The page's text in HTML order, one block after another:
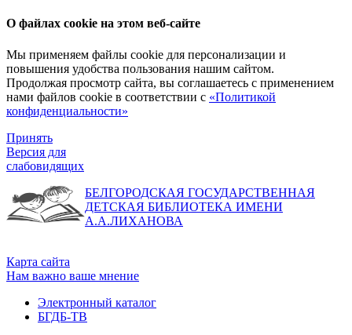
О файлах cookie на этом веб-сайте
Мы применяем файлы cookie для персонализации и
повышения удобства пользования нашим сайтом.
Продолжая просмотр сайта, вы соглашаетесь с применением
нами файлов cookie в соответствии с «Политикой
конфиденциальности»
Принять
Версия для
слабовидящих
БЕЛГОРОДСКАЯ ГОСУДАРСТВЕННАЯ
ДЕТСКАЯ БИБЛИОТЕКА ИМЕНИ
А.А.ЛИХАНОВА
Карта сайта
Нам важно ваше мнение
Электронный каталог
БГДБ-ТВ